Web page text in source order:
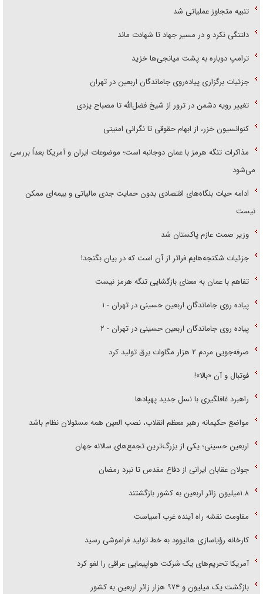
تنبیه متجاوز عملیاتی شد
دلتنگی نکرد و در مسیر جهاد تا شهادت ماند
ترامپ دوباره به پشت میانجی‌ها خزید
جزئیات برگزاری پیاده‌روی جاماندگان اربعین در تهران
تغییر رویه دشمن در ترور از شیخ فضل‌الله تا مصباح یزدی
کنوانسیون خزر، از ابهام حقوقی تا نگرانی امنیتی
مذاکرات تنگه هرمز با عمان دوجانبه است؛ موضوعات ایران و آمریکا بعداً بررسی
می‌شود
ادامه حیات بنگاه‌های اقتصادی بدون حمایت جدی مالیاتی و بیمه‌ای ممکن
نیست
وزیر صمت عازم پاکستان شد
جزئیات شکنجه‌هایم فراتر از آن است که در بیان بگنجد!
تفاهم با عمان به معنای بازگشایی تنگه هرمز نیست
پیاده روی جاماندگان اربعین حسینی در تهران - ۱
پیاده روی جاماندگان اربعین حسینی در تهران - ۲
صرفه‌جویی مردم ۲ هزار مگاوات برق تولید کرد
فوتبال و آن «بالا»!
راهبرد غافلگیری با نسل جدید پهپاد‌ها
مواضع حکیمانه رهبر معظم انقلاب، نصب العین همه مسئولان نظام باشد
اربعین حسینی؛ یکی از بزرگ‌ترین تجمع‌های سالانه جهان
جولان عقابان ایرانی از دفاع مقدس تا نبرد رمضان
۱.۸میلیون زائر اربعین به کشور بازگشتند
مقاومت نقشه راه آینده غرب آسیاست
کارخانه رؤیاسازی هالیوود به خط تولید فراموشی رسید
آمریکا تحریم‌های یک شرکت هواپیمایی عراقی را لغو کرد
بازگشت یک میلیون و ۹۷۴ هزار زائر اربعین به کشور